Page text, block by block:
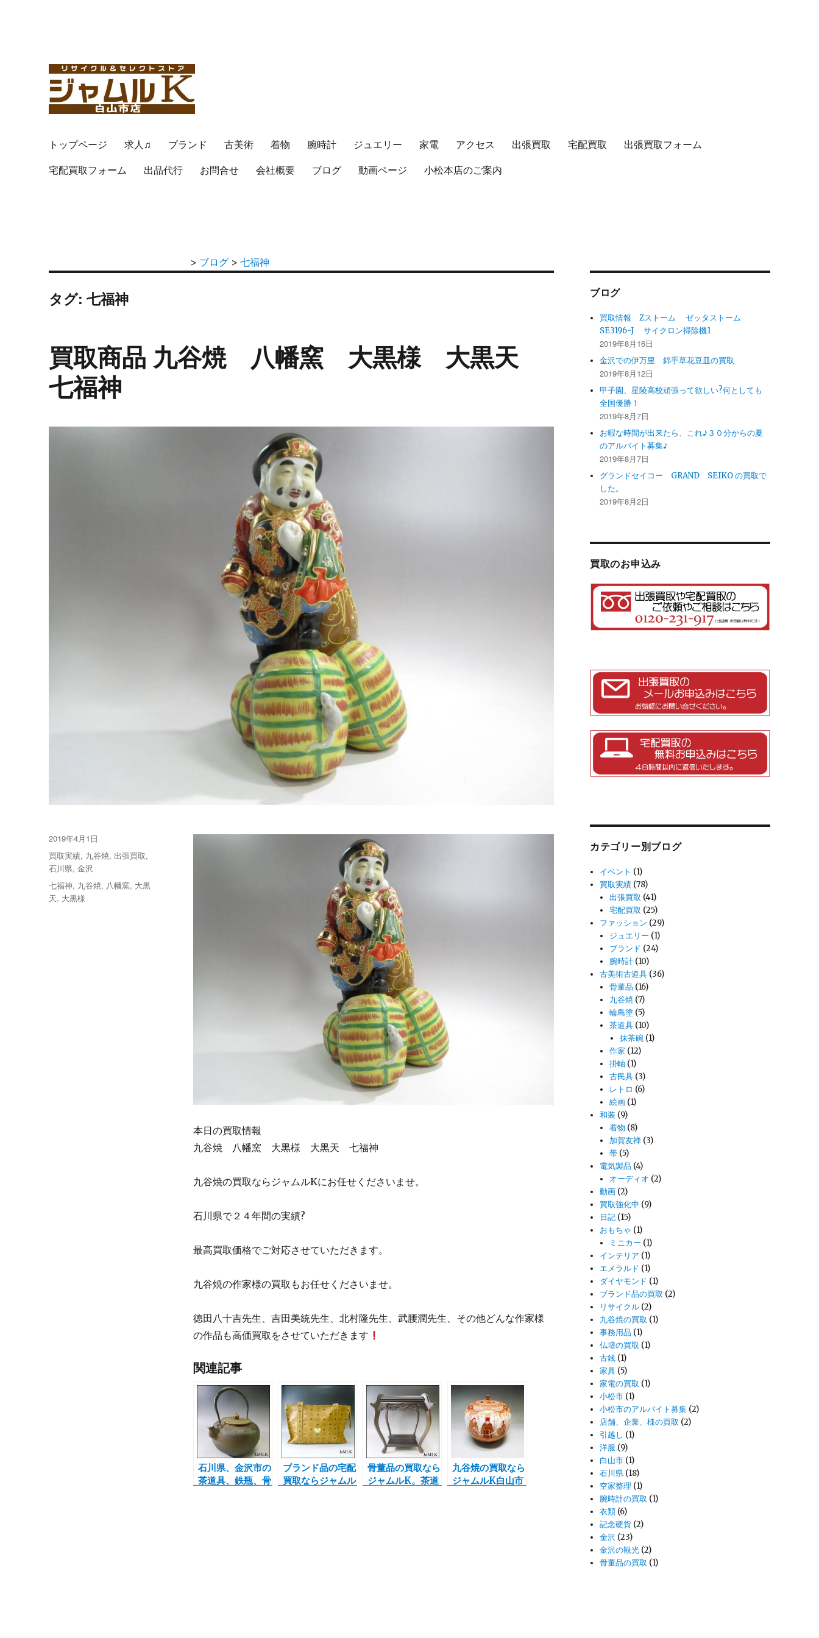
トップページ 求人♫ ブランド 古美術 着物 腕時計 ジュエリー 家電 アクセス 出張買取 宅配買取
出張買取フォーム
宅配買取フォーム
出品代行 お問合せ 会社概要 ブログ 動画ページ 小松本店のご案内
> ブログ >七福神
タグ: 七福神
買取商品 九谷焼 八幡窯 大黒様 大黒天
七福神
本日の買取情報
九谷焼 八幡窯 大黒様 大黒天 七福神
九谷焼の買取ならジャムルKにお任せくださいませ。
石川県で２４年間の実績?
最高買取価格でご対応させていただきます。
九谷焼の作家様の買取もお任せくださいませ。
徳田八十吉先生、吉田美統先生、北村隆先生、武腰潤先生、その他どんな作家様
の作品も高価買取をさせていただきます
関連記事
石川県、金沢市の
茶道具、鉄瓶、骨
ブランド品の宅配
買取ならジャムル
骨董品の買取なら
ジャムルK。茶道
九谷焼の買取なら
ジャムルK白山市
投
稿
日:
2019年4月1日
カ
テ
ゴ
リ
買取実績, 九谷焼, 出張買取,
石川県,金沢
タ
グ
七福神, 九谷焼, 八幡窯, 大黒
天, 大黒様
ブログ
買取情報 Zストーム ゼッタストーム
SE3196-J サイクロン掃除機1
2019年8月16日
金沢での伊万里 錦手草花豆皿の買取
2019年8月12日
甲子園、星陵高校頑張って欲しい?何としても
全国優勝！
2019年8月7日
お暇な時間が出来たら、これ♪３０分からの夏
のアルバイト募集♪
2019年8月7日
グランドセイコー GRAND SEIKO の買取で
した。
2019年8月2日
買取のお申込み
カテゴリー別ブログ
イベント (1)
買取実績 (78)
出張買取 (41)
宅配買取 (25)
ファッション (29)
ジュエリー (1)
ブランド (24)
腕時計 (10)
古美術古道具 (36)
骨董品 (16)
九谷焼 (7)
輪島塗 (5)
茶道具 (10)
抹茶碗(1)
作家 (12)
掛軸 (1)
古民具 (3)
レトロ (6)
絵画 (1)
和装 (9)
着物 (8)
加賀友禅 (3)
帯 (5)
電気製品 (4)
オーディオ (2)
動画 (2)
買取強化中 (9)
日記 (15)
おもちゃ (1)
ミニカー (1)
インテリア (1)
エメラルド (1)
ダイヤモンド (1)
ブランド品の買取 (2)
リサイクル (2)
九谷焼の買取 (1)
事務用品 (1)
仏壇の買取 (1)
古銭 (1)
家具 (5)
家電の買取 (1)
小松市 (1)
小松市のアルバイト募集 (2)
店舗、企業、様の買取 (2)
引越し (1)
洋服 (9)
白山市 (1)
石川県 (18)
空家整理 (1)
腕時計の買取 (1)
衣類 (6)
記念硬貨 (2)
金沢 (23)
金沢の観光 (2)
骨董品の買取 (1)